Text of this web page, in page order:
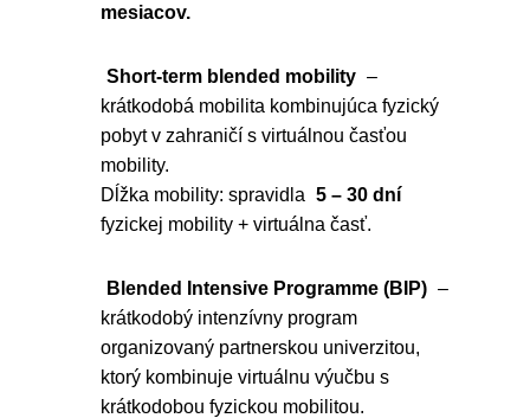
mesiacov.
Short-term blended mobility –
krátkodobá mobilita kombinujúca fyzický
pobyt v zahraničí s virtuálnou časťou
mobility.
Dĺžka mobility: spravidla 5 – 30 dní
fyzickej mobility + virtuálna časť.
Blended Intensive Programme (BIP) –
krátkodobý intenzívny program
organizovaný partnerskou univerzitou,
ktorý kombinuje virtuálnu výučbu s
krátkodobou fyzickou mobilitou.